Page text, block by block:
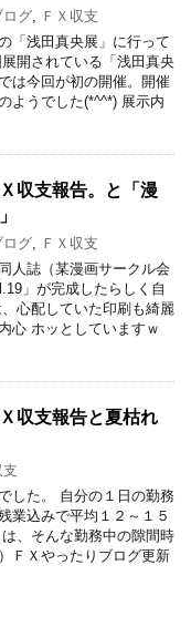
ログ, ＦＸ収支
「浅田真央展」に行って
開されている「浅田真央
は今回が初の開催。開催
ようでした(*^^*) 展示内
収支報告。と「漫
ログ, ＦＸ収支
人誌（某漫画サークル会
」が完成したらしく自
心配していた印刷も綺麗
心 ホッとしていますｗ
収支報告と夏枯れ
支
した。 自分の１日の勤務
業込みで平均１２～１５
、そんな勤務中の隙間時
ＦＸやったりブログ更新